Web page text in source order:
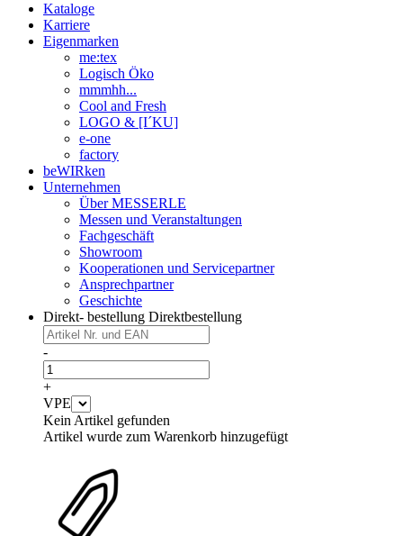
Kataloge
Karriere
Eigenmarken
me:tex
Logisch Öko
mmmhh...
Cool and Fresh
LOGO & [I´KU]
e-one
factory
beWIRken
Unternehmen
Über MESSERLE
Messen und Veranstaltungen
Fachgeschäft
Showroom
Kooperationen und Servicepartner
Ansprechpartner
Geschichte
Direkt- bestellung Direktbestellung
-
+
VPE
Kein Artikel gefunden
Artikel wurde zum Warenkorb hinzugefügt